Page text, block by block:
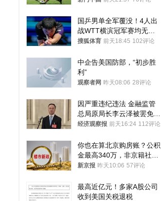
国乒男单全军覆没！4人出
战WTT横滨冠军赛均无缘
八强
搜狐体育 前天18:45 102评论
中企告美国防部，“初步胜
利”
观察者网 昨天08:06 28评论
因严重违纪违法 金融监管
总局原局长李云泽被罢免全
国人大代表
经济观察报 前天16:24 112评论
你也在算北京购房账？公积
金最高340万，非京籍社保
1年
新京报 昨天10:06 57评论
最高近亿元！多家A股公司
收到美国关税退税